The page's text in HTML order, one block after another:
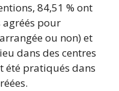
84,51 % ont
agréés pour
ou non) et
dans des centres
été pratiqués dans